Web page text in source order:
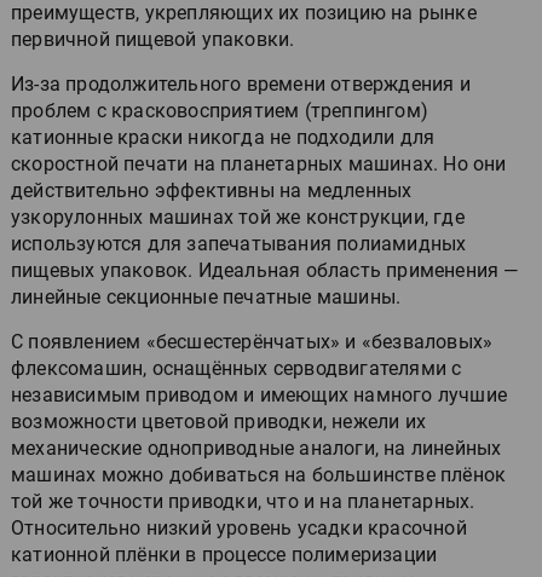
преимуществ, укрепляющих их позицию на рынке
первичной пищевой упаковки.
Из-за продолжительного времени отверждения и
проблем с красковосприятием (треппингом)
катионные краски никогда не подходили для
скоростной печати на планетарных машинах. Но они
действительно эффективны на медленных
узкорулонных машинах той же конструкции, где
используются для запечатывания полиамидных
пищевых упаковок. Идеальная область применения —
линейные секционные печатные машины.
С появлением «бесшестерёнчатых» и «безваловых»
флексомашин, оснащённых серводвигателями с
независимым приводом и имеющих намного лучшие
возможности цветовой приводки, нежели их
механические одноприводные аналоги, на линейных
машинах можно добиваться на большинстве плёнок
той же точности приводки, что и на планетарных.
Относительно низкий уровень усадки красочной
катионной плёнки в процессе полимеризации